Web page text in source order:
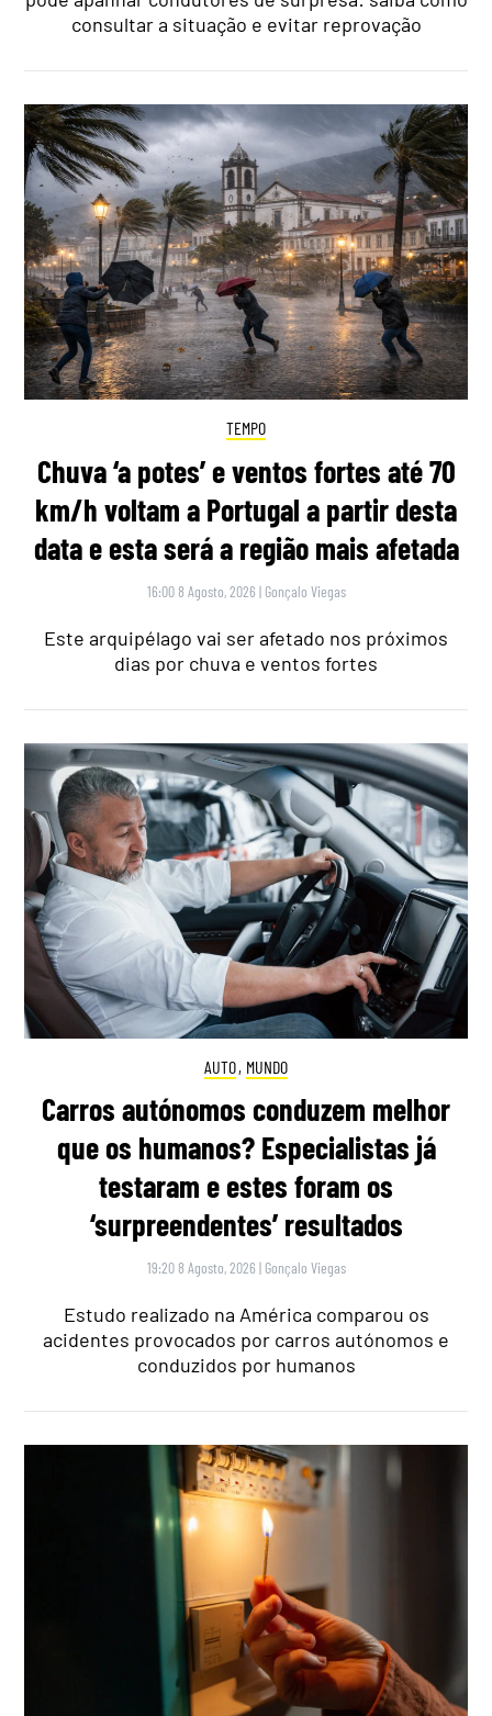
consultar a situação e evitar reprovação
TEMPO
Chuva ‘a potes’ e ventos fortes até 70
km/h voltam a Portugal a partir desta
data e esta será a região mais afetada
16:00 8 Agosto, 2026 | Gonçalo Viegas
Este arquipélago vai ser afetado nos próximos
dias por chuva e ventos fortes
AUTO, MUNDO
Carros autónomos conduzem melhor
que os humanos? Especialistas já
testaram e estes foram os
‘surpreendentes’ resultados
19:20 8 Agosto, 2026 | Gonçalo Viegas
Estudo realizado na América comparou os
acidentes provocados por carros autónomos e
conduzidos por humanos